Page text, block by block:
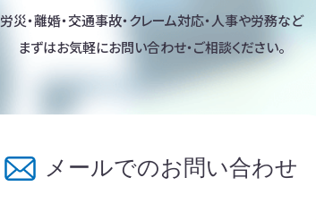
労災・離婚・交通事故・クレーム対応・人事や労務など
まずはお気軽にお問い合わせ・ご相談ください。
メールでのお問い合わせ